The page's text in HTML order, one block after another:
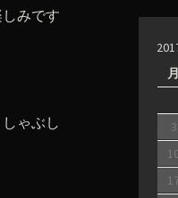
みです
ゃぶし
月
3